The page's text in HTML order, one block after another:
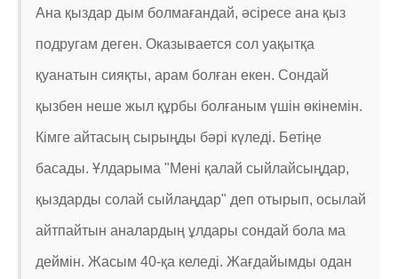
Ана қыздар дым болмағандай, әсіресе ана қыз
подругам деген. Оказывается сол уақытқа
қуанатын сияқты, арам болған екен. Сондай
қызбен неше жыл құрбы болғаным үшін өкінемін.
Кімге айтасың сырыңды бәрі күледі. Бетіңе
басады. Ұлдарыма "Мені қалай сыйлайсыңдар,
қыздарды солай сыйлаңдар" деп отырып, осылай
айтпайтын аналардың ұлдары сондай бола ма
деймін. Жасым 40-қа келеді. Жағдайымды одан